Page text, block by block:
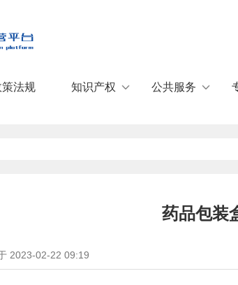
策法规 知识产权 公共服务
药品包装
2023-02-22 09:19